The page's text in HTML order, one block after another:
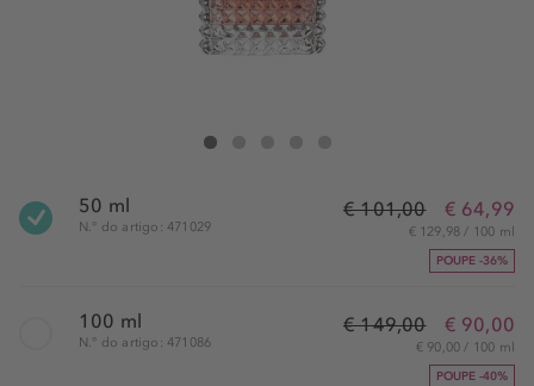
Valentino Uomo Born In Roma Coral Fantasy Edt Spray
50 ml
N.° do artigo: 471029
€ 101,00 € 64,99
€ 129,98 / 100 ml
POUPE -36%
100 ml
N.° do artigo: 471086
€ 149,00 € 90,00
€ 90,00 / 100 ml
POUPE -40%